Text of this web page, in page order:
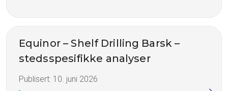
Equinor – Shelf Drilling Barsk –
stedsspesifikke analyser
Publisert: 10. juni 2026